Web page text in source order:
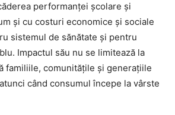
performanței școlare și
și cu costuri economice și sociale
sistemul de sănătate și pentru
Impactul său nu se limitează la
familiile, comunitățile și generațiile
când consumul începe la vârste